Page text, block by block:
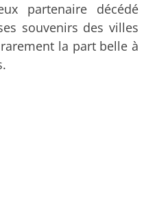
partenaire décédé
souvenirs des villes
la part belle à